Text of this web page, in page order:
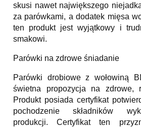
skusi nawet największego
za parówkami, a dodatek mięsa
ten produkt jest wyjątkowy i
smakowi.
Parówki na zdrowe śniadanie
Parówki drobiowe z wołowiną
świetna propozycja na zdrowe,
Produkt posiada certyfikat
pochodzenie składników
produkcji. Certyfikat ten